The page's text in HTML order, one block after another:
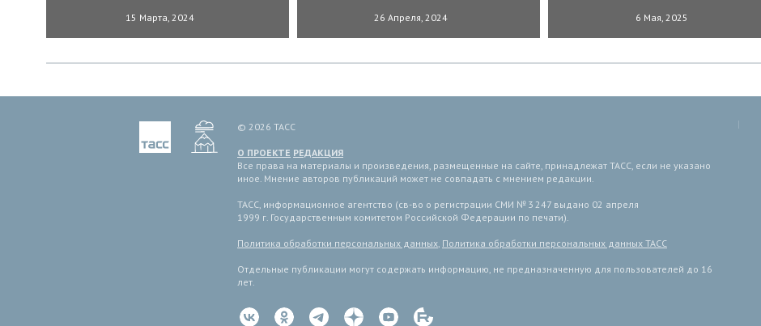
15 Марта, 2024 26 Апреля, 2024 6 Мая, 2025
© 2026 ТАСС
О ПРОЕКТЕ РЕДАКЦИЯ
Все права на материалы и произведения, размещенные на сайте, принадлежат ТАСС, если не указано
иное. Мнение авторов публикаций может не совпадать с мнением редакции.
ТАСС, информационное агентство (св-во о регистрации СМИ № 3 247 выдано 02 апреля
1999 г. Государственным комитетом Российской Федерации по печати).
Политика обработки персональных данных, Политика обработки персональных данных ТАСС
Отдельные публикации могут содержать информацию, не предназначенную для пользователей до 16
лет.